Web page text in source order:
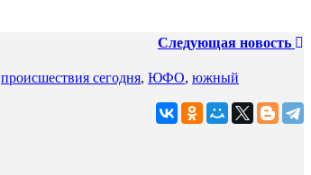
Следующая новость
происшествия сегодня, ЮФО, южный